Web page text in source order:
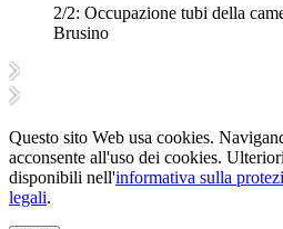
2/2: Occupazione tubi della
Brusino
Questo sito Web usa cookies.
acconsente all'uso dei cookies.
disponibili nell'informativa sulla
legali.